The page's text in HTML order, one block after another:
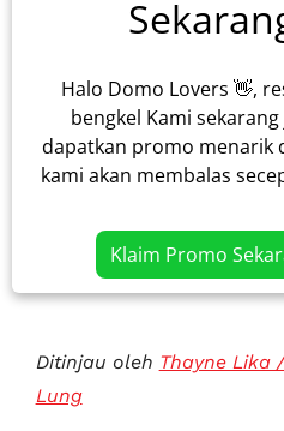
Halo Domo Lovers 👋,
bengkel Kami
dapatkan promo menarik
kami akan membalas
Klaim Promo
Ditinjau oleh Thayne Lika
Lung